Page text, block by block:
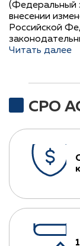
(Федеральный
внесении
Российской
Читать далее
СРО